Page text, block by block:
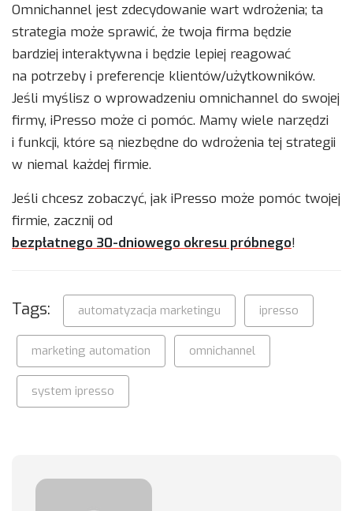
Omnichannel jest zdecydowanie wart wdrożenia; ta
strategia może sprawić, że twoja firma będzie
bardziej interaktywna i będzie lepiej reagować
na potrzeby i preferencje klientów/użytkowników.
Jeśli myślisz o wprowadzeniu omnichannel do swojej
firmy, iPresso może ci pomóc. Mamy wiele narzędzi
i funkcji, które są niezbędne do wdrożenia tej strategii
w niemal każdej firmie.
Jeśli chcesz zobaczyć, jak iPresso może pomóc twojej
firmie, zacznij od
bezpłatnego 30-dniowego okresu próbnego!
Tags: automatyzacja marketingu ipresso
marketing automation omnichannel
system ipresso